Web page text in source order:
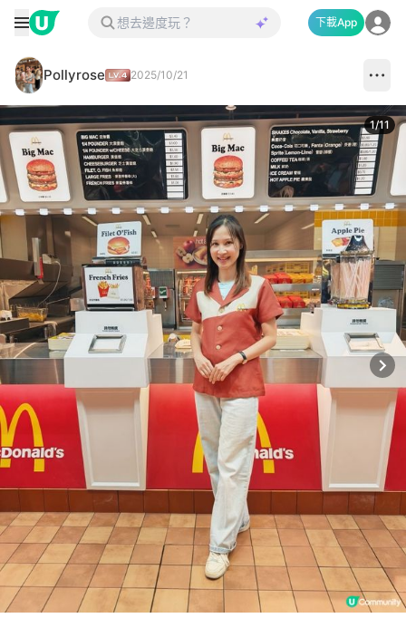
下載App
Pollyrose 2025/10/21
1/11